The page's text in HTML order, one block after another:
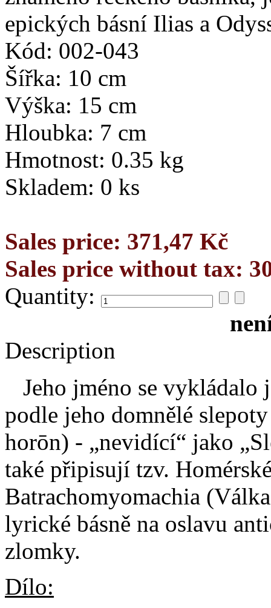
epických básní Ilias a
Kód: 002-043
Šířka: 10 cm
Výška: 15 cm
Hloubka: 7 cm
Hmotnost: 0.35 kg
Skladem: 0 ks
Sales price: 371,47 Kč
Sales price without tax:
Quantity:
Description
Jeho jméno se vykládalo
podle jeho domnělé
horōn) - „nevidící“ jako
také připisují tzv.
Batrachomyomachia
lyrické básně na oslavu
zlomky.
Dílo: